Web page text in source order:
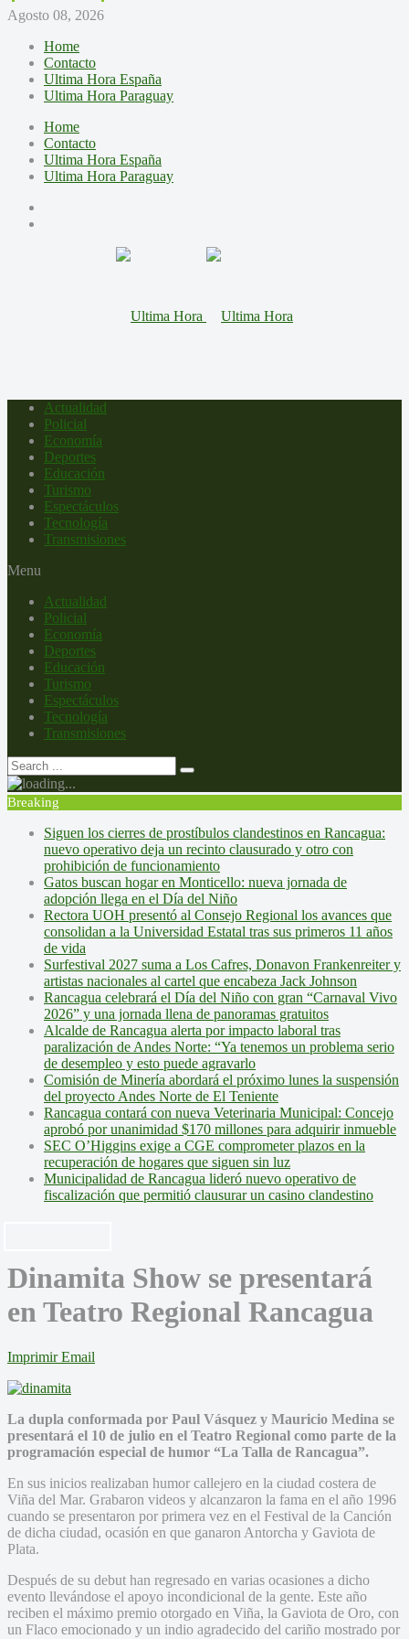
Agosto 08, 2026
Home
Contacto
Ultima Hora España
Ultima Hora Paraguay
Home
Contacto
Ultima Hora España
Ultima Hora Paraguay
Actualidad
Policial
Economía
Deportes
Educación
Turismo
Espectáculos
Tecnología
Transmisiones
Menu
Actualidad
Policial
Economía
Deportes
Educación
Turismo
Espectáculos
Tecnología
Transmisiones
Breaking
Siguen los cierres de prostíbulos clandestinos en Rancagua:
nuevo operativo deja un recinto clausurado y otro con
prohibición de funcionamiento
Gatos buscan hogar en Monticello: nueva jornada de
adopción llega en el Día del Niño
Rectora UOH presentó al Consejo Regional los avances que
consolidan a la Universidad Estatal tras sus primeros 11 años
de vida
Surfestival 2027 suma a Los Cafres, Donavon Frankenreiter y
artistas nacionales al cartel que encabeza Jack Johnson
Rancagua celebrará el Día del Niño con gran “Carnaval Vivo
2026” y una jornada llena de panoramas gratuitos
Alcalde de Rancagua alerta por impacto laboral tras
paralización de Andes Norte: “Ya tenemos un problema serio
de desempleo y esto puede agravarlo
Comisión de Minería abordará el próximo lunes la suspensión
del proyecto Andes Norte de El Teniente
Rancagua contará con nueva Veterinaria Municipal: Concejo
aprobó por unanimidad $170 millones para adquirir inmueble
SEC O’Higgins exige a CGE comprometer plazos en la
recuperación de hogares que siguen sin luz
Municipalidad de Rancagua lideró nuevo operativo de
fiscalización que permitió clausurar un casino clandestino
Dinamita Show se presentará
en Teatro Regional Rancagua
Imprimir Email
La dupla conformada por Paul Vásquez y Mauricio Medina se
presentará el 10 de julio en el Teatro Regional como parte de la
programación especial de humor “La Talla de Rancagua”.
En sus inicios realizaban humor callejero en la ciudad costera de
Viña del Mar. Grabaron videos y alcanzaron la fama en el año 1996
cuando se presentaron por primera vez en el Festival de la Canción
de dicha ciudad, ocasión en que ganaron Antorcha y Gaviota de
Plata.
Después de su debut han regresado en varias ocasiones a dicho
evento llevándose el apoyo incondicional de la gente. Este año
reciben el máximo premio otorgado en Viña, la Gaviota de Oro, con
un Flaco emocionado y un indio agradecido del cariño mostrado por